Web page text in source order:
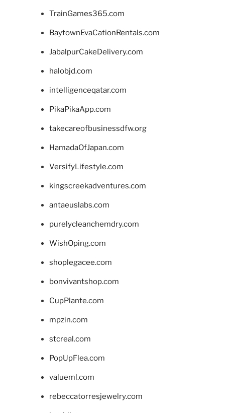
TrainGames365.com
BaytownEvaCationRentals.com
JabalpurCakeDelivery.com
halobjd.com
intelligenceqatar.com
PikaPikaApp.com
takecareofbusinessdfw.org
HamadaOfJapan.com
VersifyLifestyle.com
kingscreekadventures.com
antaeuslabs.com
purelycleanchemdry.com
WishOping.com
shoplegacee.com
bonvivantshop.com
CupPlante.com
mpzin.com
stcreal.com
PopUpFlea.com
valueml.com
rebeccatorresjewelry.com